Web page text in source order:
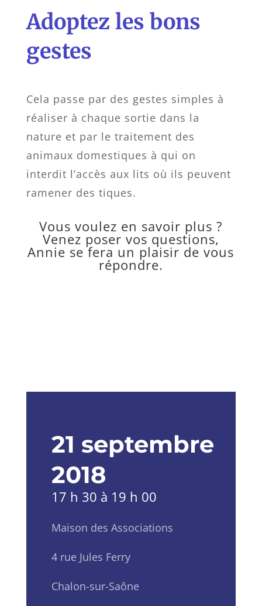
Adoptez les bons
gestes
Cela passe par des gestes simples à
réaliser à chaque sortie dans la
nature et par le traitement des
animaux domestiques à qui on
interdit l’accès aux lits où ils peuvent
ramener des tiques.
Vous voulez en savoir plus ?
Venez poser vos questions,
Annie se fera un plaisir de vous
répondre.
21 septembre
2018
17 h 30 à 19 h 00
Maison des Associations
4 rue Jules Ferry
Chalon-sur-Saône